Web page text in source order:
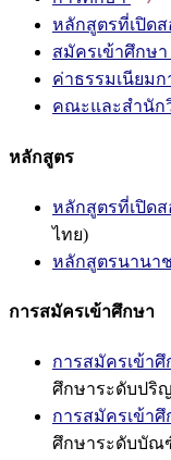
หลักสูตรที่เปิด
สมัครเข้าศึกษา
ค่าธรรมเนียมก
คณะและสำนัก
หลักสูตร
หลักสูตรที่เปิด
ไทย)
หลักสูตรนานา
การสมัครเข้าศึกษา
การสมัครเข้า
ศึกษาระดับป
การสมัครเข้า
ศึกษาระดับบัณ